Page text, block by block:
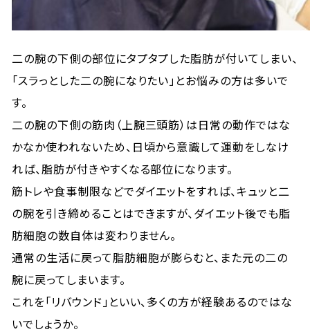
二の腕の下側の部位にタプタプした脂肪が付いてしまい、
「スラっとした二の腕になりたい」とお悩みの方は多いで
す。
二の腕の下側の筋肉（上腕三頭筋）は日常の動作ではな
かなか使われないため、日頃から意識して運動をしなけ
れば、脂肪が付きやすくなる部位になります。
筋トレや食事制限などでダイエットをすれば、キュッと二
の腕を引き締めることはできますが、ダイエット後でも脂
肪細胞の数自体は変わりません。
通常の生活に戻って脂肪細胞が膨らむと、また元の二の
腕に戻ってしまいます。
これを「リバウンド」といい、多くの方が経験あるのではな
いでしょうか。